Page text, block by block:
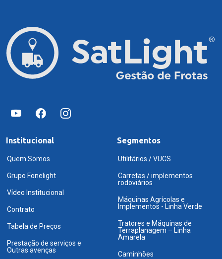
Institucional
Quem Somos
Grupo Fonelight
Vídeo Institucional
Contrato
Tabela de Preços
Prestação de serviços e
Outras avenças
Segmentos
Utilitários / VUCS
Carretas / implementos
rodoviários
Máquinas Agrícolas e
Implementos - Linha Verde
Tratores e Máquinas de
Terraplanagem – Linha
Amarela
Caminhões